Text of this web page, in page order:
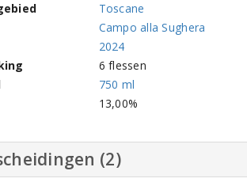
Toscane
Campo alla Sughera
2024
6 flessen
750 ml
13,00%
(2)